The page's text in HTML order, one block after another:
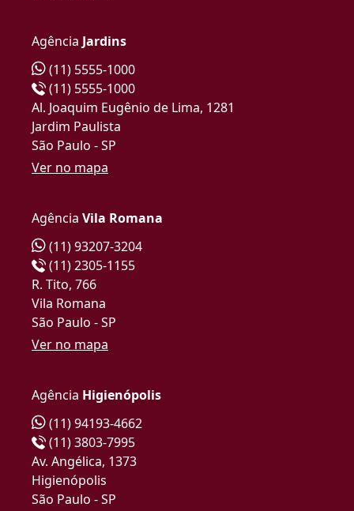
Agência Jardins
(11) 5555-1000
(11) 5555-1000
Al. Joaquim Eugênio de Lima, 1281
Jardim Paulista
São Paulo - SP
Ver no mapa
Agência Vila Romana
(11) 93207-3204
(11) 2305-1155
R. Tito, 766
Vila Romana
São Paulo - SP
Ver no mapa
Agência Higienópolis
(11) 94193-4662
(11) 3803-7995
Av. Angélica, 1373
Higienópolis
São Paulo - SP